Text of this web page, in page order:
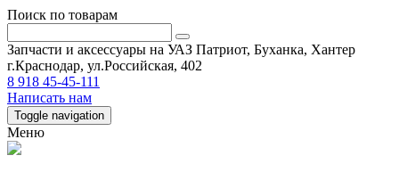
Поиск по товарам
Запчасти и аксессуары на УАЗ Патриот, Буханка, Хантер
г.Краснодар, ул.Российская, 402
8 918 45-45-111
Написать нам
Toggle navigation
Меню